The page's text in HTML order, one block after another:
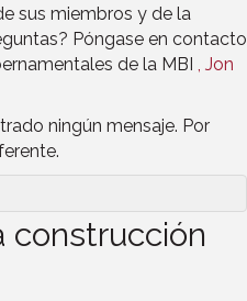
sus miembros y de la
Póngase en contacto
de la MBI
, Jon
ningún mensaje. Por
construcción